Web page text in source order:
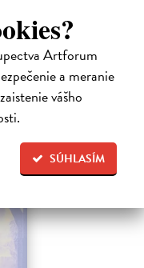
Artforum
a meranie
vášho
SÚHLASÍM
sloboda, čas či…
na sklade
novinka